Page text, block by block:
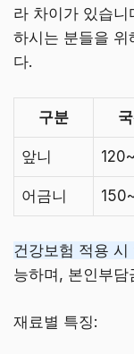
라 차이가 있습니
하시는 분들을 위
다.
구분
앞니
어금니
건강보험 적용
능하며, 본인부
재료별 특징: